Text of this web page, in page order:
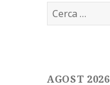
Cerca:
AGOST 2026